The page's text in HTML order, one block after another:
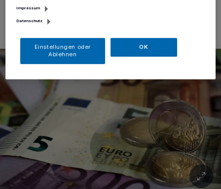
07.02.2022 , 11:22 Uhr
Impressum
Datenschutz
Einstellungen oder
Ablehnen
OK